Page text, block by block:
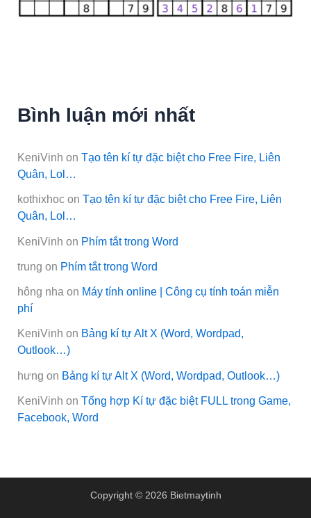
Bình luận mới nhất
KeniVinh onTạo tên kí tự đặc biệt cho Free Fire, Liên
Quân, Lol…
kothixhoc onTạo tên kí tự đặc biệt cho Free Fire, Liên
Quân, Lol…
KeniVinh on Phím tắt trong Word
trung on Phím tắt trong Word
hông nha on Máy tính online | Công cụ tính toán miễn
phí
KeniVinh on Bảng kí tự Alt X (Word, Wordpad,
Outlook…)
hưng on Bảng kí tự Alt X (Word, Wordpad, Outlook…)
KeniVinh onTổng hợp Kí tự đặc biệt FULL trong Game,
Facebook, Word
Copyright © 2026 Bietmaytinh